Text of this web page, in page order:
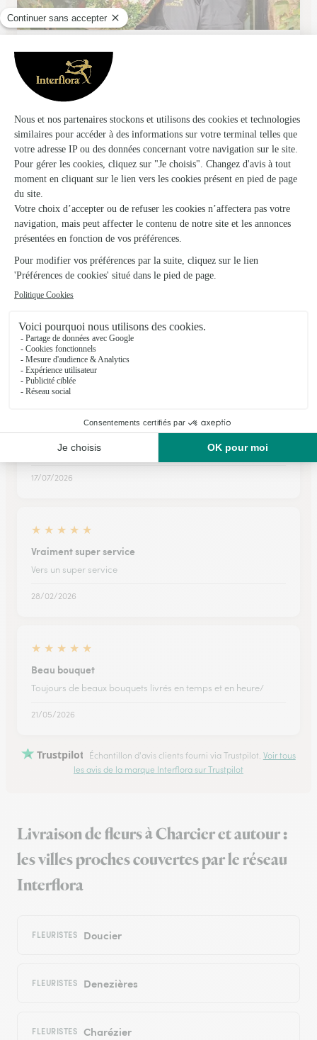
Isatis Fleurs
Bletterans
★★
4.2 (15)
56, rue Louis Legrand
Voir la boutique
Ils ont fait livrer des fleurs ou une plante à
Charcier
★ ★ ★ ★
assez simple a utiliser et de confiance
12/02/2026
Tres bien
Belle plante livré quand demandé.
17/07/2026
★ ★ ★ ★ ★
Vraiment super service
Vers un super service
28/02/2026
★ ★ ★ ★ ★
Beau bouquet
Toujours de beaux bouquets livrés en temps et en heure/
21/05/2026
Trustpilot Échantillon d'avis clients fourni via Trustpilot. Voir tous
les avis de la marque Interflora sur Trustpilot
Livraison de fleurs à Charcier et autour :
les villes proches couvertes par le réseau
Interflora
FLEURISTES Doucier
FLEURISTES Denezières
FLEURISTES Charézier